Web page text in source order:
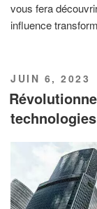
vous fera
influence
PUBLIÉ
LE
JUIN 6, 2023